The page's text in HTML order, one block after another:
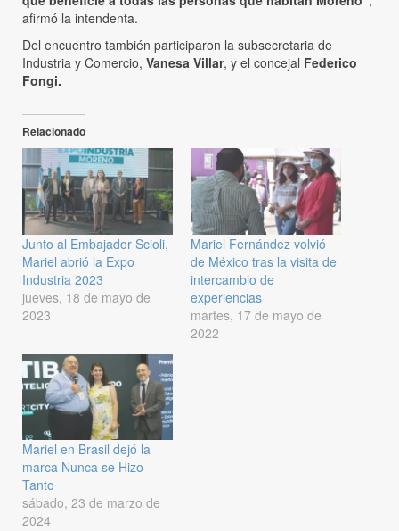
afirmó la intendenta.
Del encuentro también participaron la subsecretaria de
Industria y Comercio, Vanesa Villar, y el concejal Federico
Fongi.
Relacionado
Junto al Embajador Scioli,
Mariel abrió la Expo
Industria 2023
jueves, 18 de mayo de
2023
Mariel Fernández volvió
de México tras la visita de
intercambio de
experiencias
martes, 17 de mayo de
2022
Mariel en Brasil dejó la
marca Nunca se Hizo
Tanto
sábado, 23 de marzo de
2024